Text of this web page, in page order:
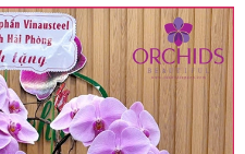
giao trong nội thành,
theo yêu cầu khách
với các cửa hàng
giao hoa tận nơi, mỗi
nhau (tùy vào chi